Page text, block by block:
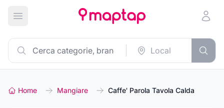
Apri menu principale
Home Mangiare Caffe' Parola Tavola Calda